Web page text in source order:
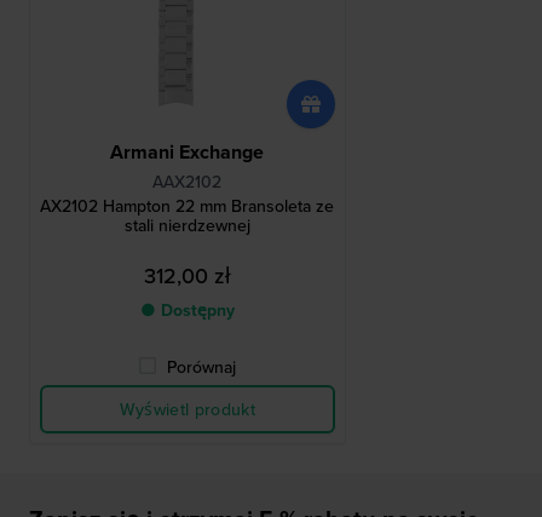
Armani Exchange
AAX2102
AX2102 Hampton 22 mm Bransoleta ze
stali nierdzewnej
312,00 zł
● Dostępny
Porównaj
Wyświetl produkt